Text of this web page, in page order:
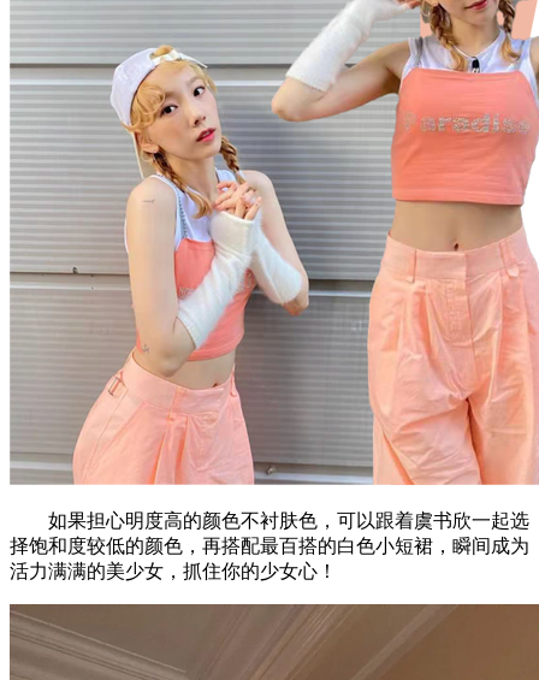
如果担心明度高的颜色不衬肤色，可以跟着虞书欣一起选
择饱和度较低的颜色，再搭配最百搭的白色小短裙，瞬间成为
活力满满的美少女，抓住你的少女心！